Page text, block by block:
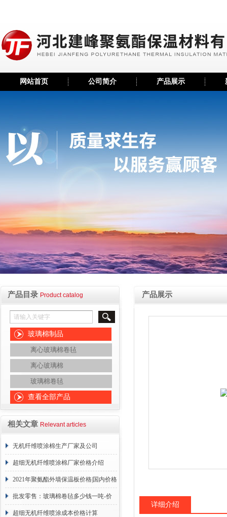
网站首页 公司简介 产品展示
产品目录 Product catalog
玻璃棉制品
离心玻璃棉卷毡
离心玻璃棉
玻璃棉卷毡
查看全部产品
相关文章 Relevant articles
无机纤维喷涂棉生产厂家及公司
超细无机纤维喷涂棉厂家价格介绍
2021年聚氨酯外墙保温板价格|国内价格
调整
批发零售：玻璃棉卷毡多少钱一吨-价
格咨询
超细无机纤维喷涂成本价格计算
产品展示
详细介绍